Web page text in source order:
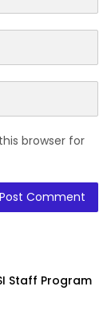
browser for
Staff Program